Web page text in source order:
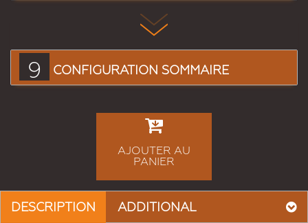
9 CONFIGURATION SOMMAIRE
AJOUTER AU
PANIER
DESCRIPTION ADDITIONAL